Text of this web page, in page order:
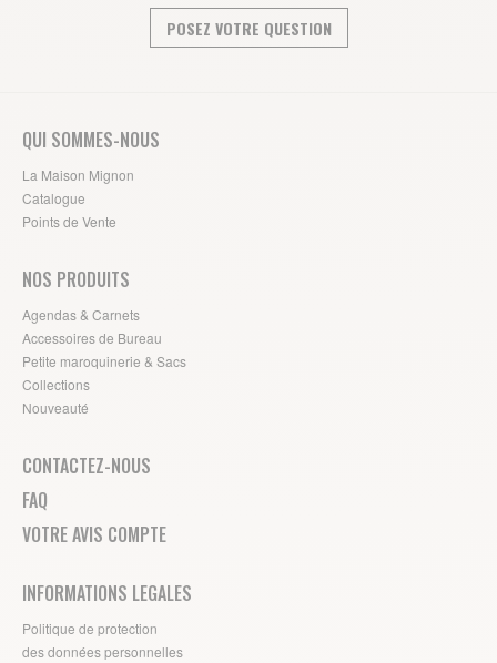
POSEZ VOTRE QUESTION
QUI SOMMES-NOUS
La Maison Mignon
Catalogue
Points de Vente
NOS PRODUITS
Agendas & Carnets
Accessoires de Bureau
Petite maroquinerie & Sacs
Collections
Nouveauté
CONTACTEZ-NOUS
FAQ
VOTRE AVIS COMPTE
INFORMATIONS LEGALES
Politique de protection
des données personnelles